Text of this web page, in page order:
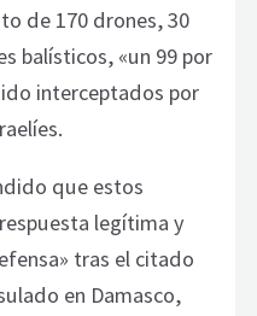
de 170 drones, 30
balísticos, «un 99 por
interceptados por
que estos
legítima y
tras el citado
en Damasco,